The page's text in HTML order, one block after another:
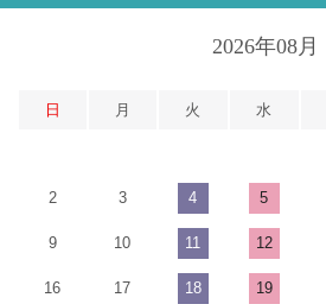
2026年08月
日 月 火 水
2 3 4 5
9 10 11 12
16 17 18 19